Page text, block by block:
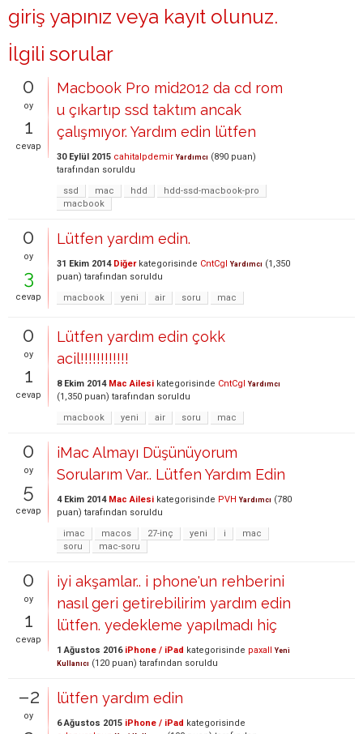
giriş yapınız veya kayıt olunuz.
İlgili sorular
0
oy
1
cevap
Macbook Pro mid2012 da cd rom
u çıkartıp ssd taktım ancak
çalışmıyor. Yardım edin lütfen
30 Eylül 2015 cahitalpdemir Yardımcı (890 puan)
tarafından soruldu
ssd
mac hdd
hdd-ssd-macbook-pro
macbook
0
oy
3
cevap
Lütfen yardım edin.
31 Ekim 2014 Diğerkategorisinde CntCgl Yardımcı (1,350
puan) tarafından soruldu
macbook
yeni air soru mac
0
oy
1
cevap
Lütfen yardım edin çokk
acil!!!!!!!!!!!!
8 Ekim 2014 Mac Ailesi kategorisinde CntCgl Yardımcı
(1,350 puan) tarafından soruldu
macbook
yeni air soru mac
0
oy
5
cevap
iMac Almayı Düşünüyorum
Sorularım Var.. Lütfen Yardım Edin
4 Ekim 2014 Mac Ailesi kategorisinde PVH Yardımcı (780
puan) tarafından soruldu
imac
macos 27-inç yeni i
mac
soru
mac-soru
0
oy
1
cevap
iyi akşamlar.. i phone'un rehberini
nasıl geri getirebilirim yardım edin
lütfen. yedekleme yapılmadı hiç
1 Ağustos 2016 iPhone / iPad kategorisinde paxall Yeni
Kullanıcı (120 puan) tarafından soruldu
–2
oy
lütfen yardım edin
6 Ağustos 2015 iPhone / iPad kategorisinde